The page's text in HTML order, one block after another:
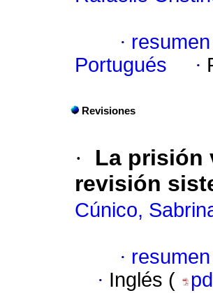
·
Portugués
·
Revisiones
·
La prisión
revisión
Cúnico,
·
· Inglés (